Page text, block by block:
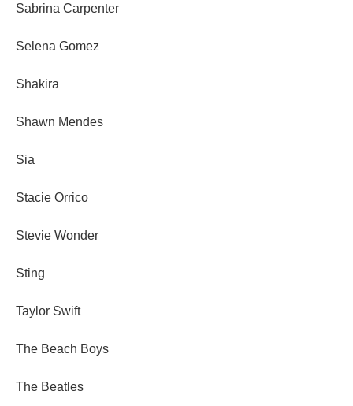
Sabrina Carpenter
Selena Gomez
Shakira
Shawn Mendes
Sia
Stacie Orrico
Stevie Wonder
Sting
Taylor Swift
The Beach Boys
The Beatles